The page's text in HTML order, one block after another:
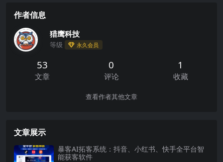
作者信息
猎鹰科技
等级 永久会员
53
文章
0
评论
1
收藏
查看作者其他文章
文章展示
暴客AI拓客系统：抖音、小红书、快手全平台智
能获客软件